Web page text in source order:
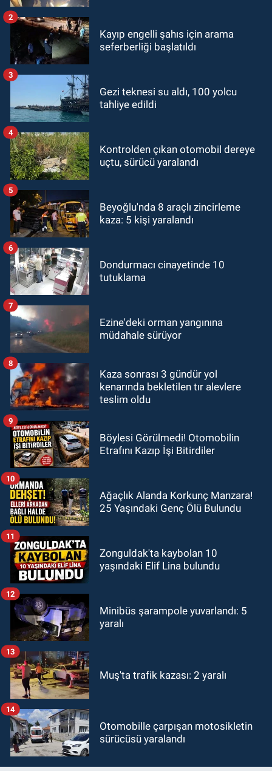
Kayıp engelli şahıs için arama
seferberliği başlatıldı
2
Gezi teknesi su aldı, 100 yolcu
tahliye edildi
3
Kontrolden çıkan otomobil dereye
uçtu, sürücü yaralandı
4
Beyoğlu'nda 8 araçlı zincirleme
kaza: 5 kişi yaralandı
5
Dondurmacı cinayetinde 10
tutuklama
6
Ezine'deki orman yangınına
müdahale sürüyor
7
Kaza sonrası 3 gündür yol
kenarında bekletilen tır alevlere
teslim oldu
8
Böylesi Görülmedi! Otomobilin
Etrafını Kazıp İşi Bitirdiler
9
Ağaçlık Alanda Korkunç Manzara!
25 Yaşındaki Genç Ölü Bulundu
10
Zonguldak'ta kaybolan 10
yaşındaki Elif Lina bulundu
11
Minibüs şarampole yuvarlandı: 5
yaralı
12
Muş'ta trafik kazası: 2 yaralı
13
Otomobille çarpışan motosikletin
sürücüsü yaralandı
14